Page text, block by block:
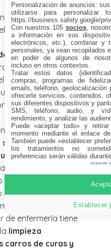
con el control
encargarse de:
la lencería de las
ello, el auxiliar debe
personal a cargo de
siempre esté
de máxima
es el
emplea en las
o curas.El
de su recogida y
ayudar al
a ordenar las vitrinas
de enfermería tiene
limpieza
carros de curas y
Personalización de anuncios:
utilizarse para personalizar
https://business.safety.google/
Con nuestros 105 socios,
a información en sus
electrónicos, etc.), combinar y
personales, ya sean recopilados
en poder de algunos de
incluso en otros contextos.
Tratar estos datos
compras, programas de
emails, teléfono,
ofrecerle servicios, contenidos,
sus diferentes dispositivos y
SMS, teléfono, audio, y
rendimiento, y analizar las
Puede «aceptar todo» y
momento mediante el enlace
También puede «establecer
los tratamientos no
preferencias serán válidas
powered
Establecer